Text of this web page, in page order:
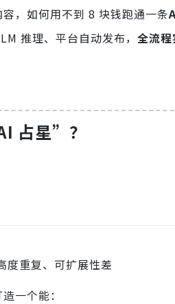
，如何用不到 8 块钱跑通一条
推理、平台自动发布， 全流
占星”？
度重复、可扩展性差
一个能：